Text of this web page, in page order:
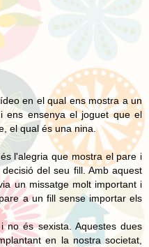
en el qual ens mostra a un
ens ensenya el joguet que el
el qual és una nina.
l'alegria que mostra el pare i
del seu fill. Amb aquest
un missatge molt important i
a un fill sense importar els
no és sexista. Aquestes dues
en la nostra societat,